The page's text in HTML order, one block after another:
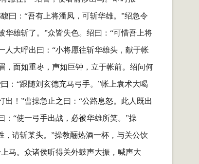
曰：“吾有上将潘凤，可斩华雄。”绍急令
华雄斩了。”众皆失色。绍曰：“可惜吾上将
人大呼出曰：“小将愿往斩华雄头，献于帐
，面如重枣，声如巨钟，立于帐前。绍问何
：“跟随刘玄德充马弓手。”帐上袁术大喝
！”曹操急止之曰：“公路息怒。此人既出
：“使一弓手出战，必被华雄所笑。”操
，请斩某头。”操教酾热酒一杯，与关公饮
马。众诸侯听得关外鼓声大振，喊声大